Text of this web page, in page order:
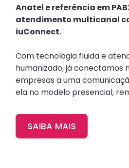
Anatel e referência em
atendimento multicanal
iuConnect.
Com tecnologia fluida e
humanizado, já conectamos
empresas a uma
ela no modelo presencial,
SAIBA MAIS